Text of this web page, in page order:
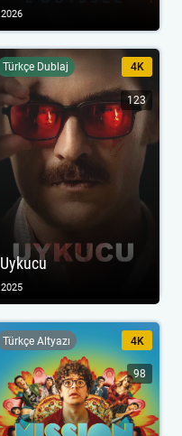
2026
Uykucu
Türkçe Dublaj 4K
123
2025
Türkçe Altyazı 4K
98